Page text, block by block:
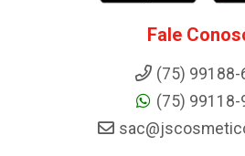
Fale
(75) 99188-
(75) 99118-